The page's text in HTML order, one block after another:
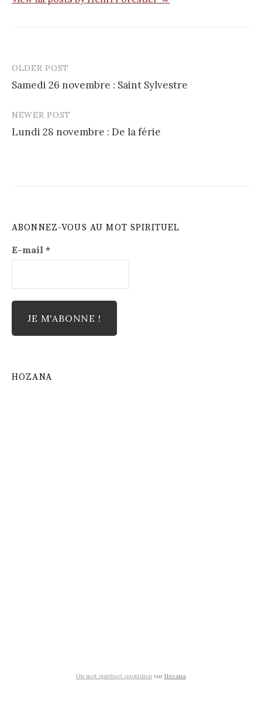
Post
navigation
OLDER POST
Samedi 26 novembre : Saint Sylvestre
NEWER POST
Lundi 28 novembre : De la férie
ABONNEZ-VOUS AU MOT SPIRITUEL
E-mail *
HOZANA
Un mot spirituel quotidien surHozana